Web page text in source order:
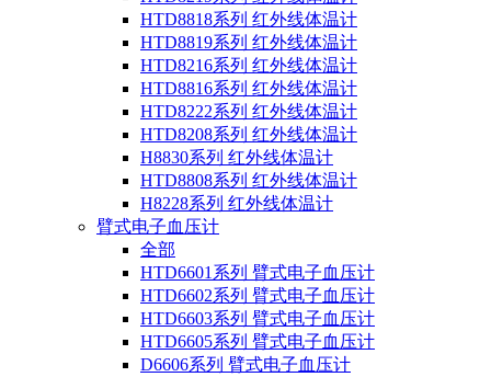
HTD8818系列 红外线体温计
HTD8819系列 红外线体温计
HTD8216系列 红外线体温计
HTD8816系列 红外线体温计
HTD8222系列 红外线体温计
HTD8208系列 红外线体温计
H8830系列 红外线体温计
HTD8808系列 红外线体温计
H8228系列 红外线体温计
臂式电子血压计
全部
HTD6601系列 臂式电子血压计
HTD6602系列 臂式电子血压计
HTD6603系列 臂式电子血压计
HTD6605系列 臂式电子血压计
D6606系列 臂式电子血压计